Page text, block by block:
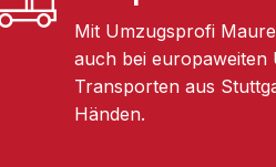
Mit Umzugsprofi
auch bei europaweiten
Transporten aus
Händen.